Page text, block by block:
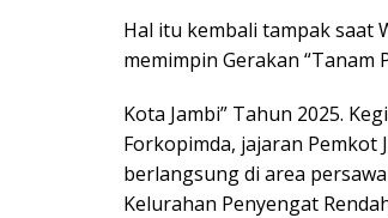
Hal itu kembali tampak saat
memimpin Gerakan “Tanam
Kota Jambi” Tahun 2025.
Forkopimda, jajaran Pemkot
berlangsung di area
Kelurahan Penyengat